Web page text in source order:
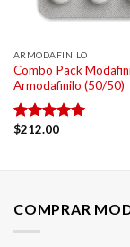
ARMODAFINILO
Combo Pack
Armodafinilo (50/50)
Valorado
$212.00
COMPRAR